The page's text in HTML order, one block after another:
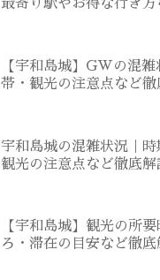
最寄り駅やお得な行き
【宇和島城】GWの混雑
帯・観光の注意点など徹
宇和島城の混雑状況｜時
観光の注意点など徹底解
【宇和島城】観光の所
ろ・滞在の目安など徹底